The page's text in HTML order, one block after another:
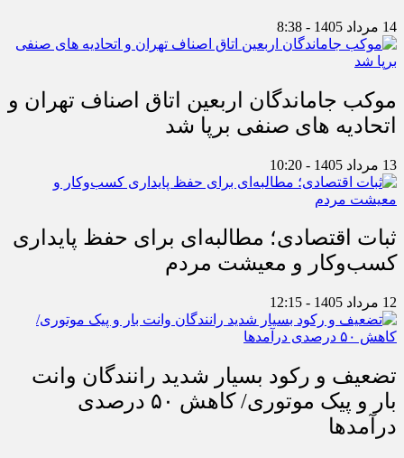
14 مرداد 1405 - 8:38
موکب جاماندگان اربعین اتاق اصناف تهران و
اتحادیه های صنفی برپا شد
13 مرداد 1405 - 10:20
ثبات اقتصادی؛ مطالبه‌ای برای حفظ پایداری
کسب‌وکار و معیشت مردم
12 مرداد 1405 - 12:15
تضعیف و رکود بسیار شدید رانندگان وانت
بار و پیک موتوری/ کاهش ۵۰ درصدی
درآمدها